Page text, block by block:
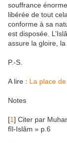
souffrance
libérée de tout
conforme à sa
est disposée.
assure la gloire,
P.-S.
A lire : La place
Notes
[1] Citer par
fîl-Islâm » p.6